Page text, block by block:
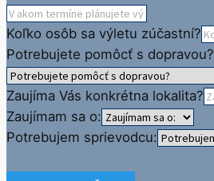
Koľko osôb sa výletu zúčastní?
Potrebujete pomôcť s dopravou?
Zaujíma Vás konkrétna lokalita?
Zaujímam sa o:
Potrebujem sprievodcu: